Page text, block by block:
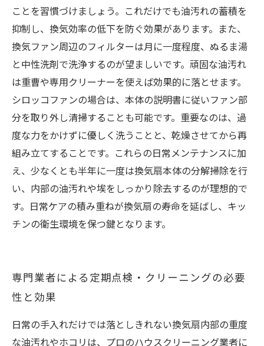
ことを習慣づけましょう。これだけでも油汚れの蓄積を
抑制し、換気効率の低下を防ぐ効果があります。また、
換気ファン周辺のフィルターは月に一度程度、ぬるま湯
と中性洗剤で洗浄するのが望ましいです。頑固な油汚れ
は重曹や専用クリーナーを使えば効果的に落とせます。
シロッコファンの場合は、本体の説明書に従いファン部
分を取り外し清掃することも可能です。重要なのは、過
度な力をかけずに優しく洗うことと、乾燥させてから再
組み立てすることです。これらの日常メンテナンスに加
え、少なくとも半年に一度は換気扇本体の分解掃除を行
い、内部の油汚れや埃をしっかり除去するのが理想的で
す。日常ケアの積み重ねが換気扇の寿命を延ばし、キッ
チンの衛生環境を保つ鍵となります。
専門業者による定期点検・クリーニングの必要
性と効果
日常の手入れだけでは落としきれない換気扇内部の重度
な油汚れやホコリは、プロのハウスクリーニング業者に